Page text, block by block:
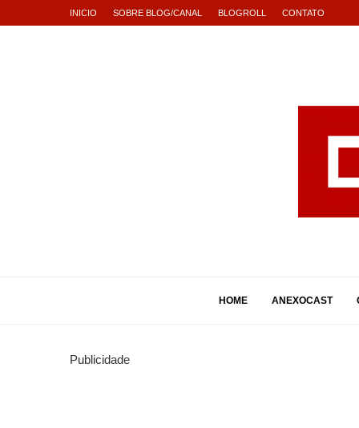
INICIO SOBRE BLOG/CANAL BLOGROLL CONTATO
HOME ANEXOCAST
Publicidade